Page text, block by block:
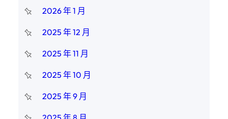
2026 年 1 月
2025 年 12 月
2025 年 11 月
2025 年 10 月
2025 年 9 月